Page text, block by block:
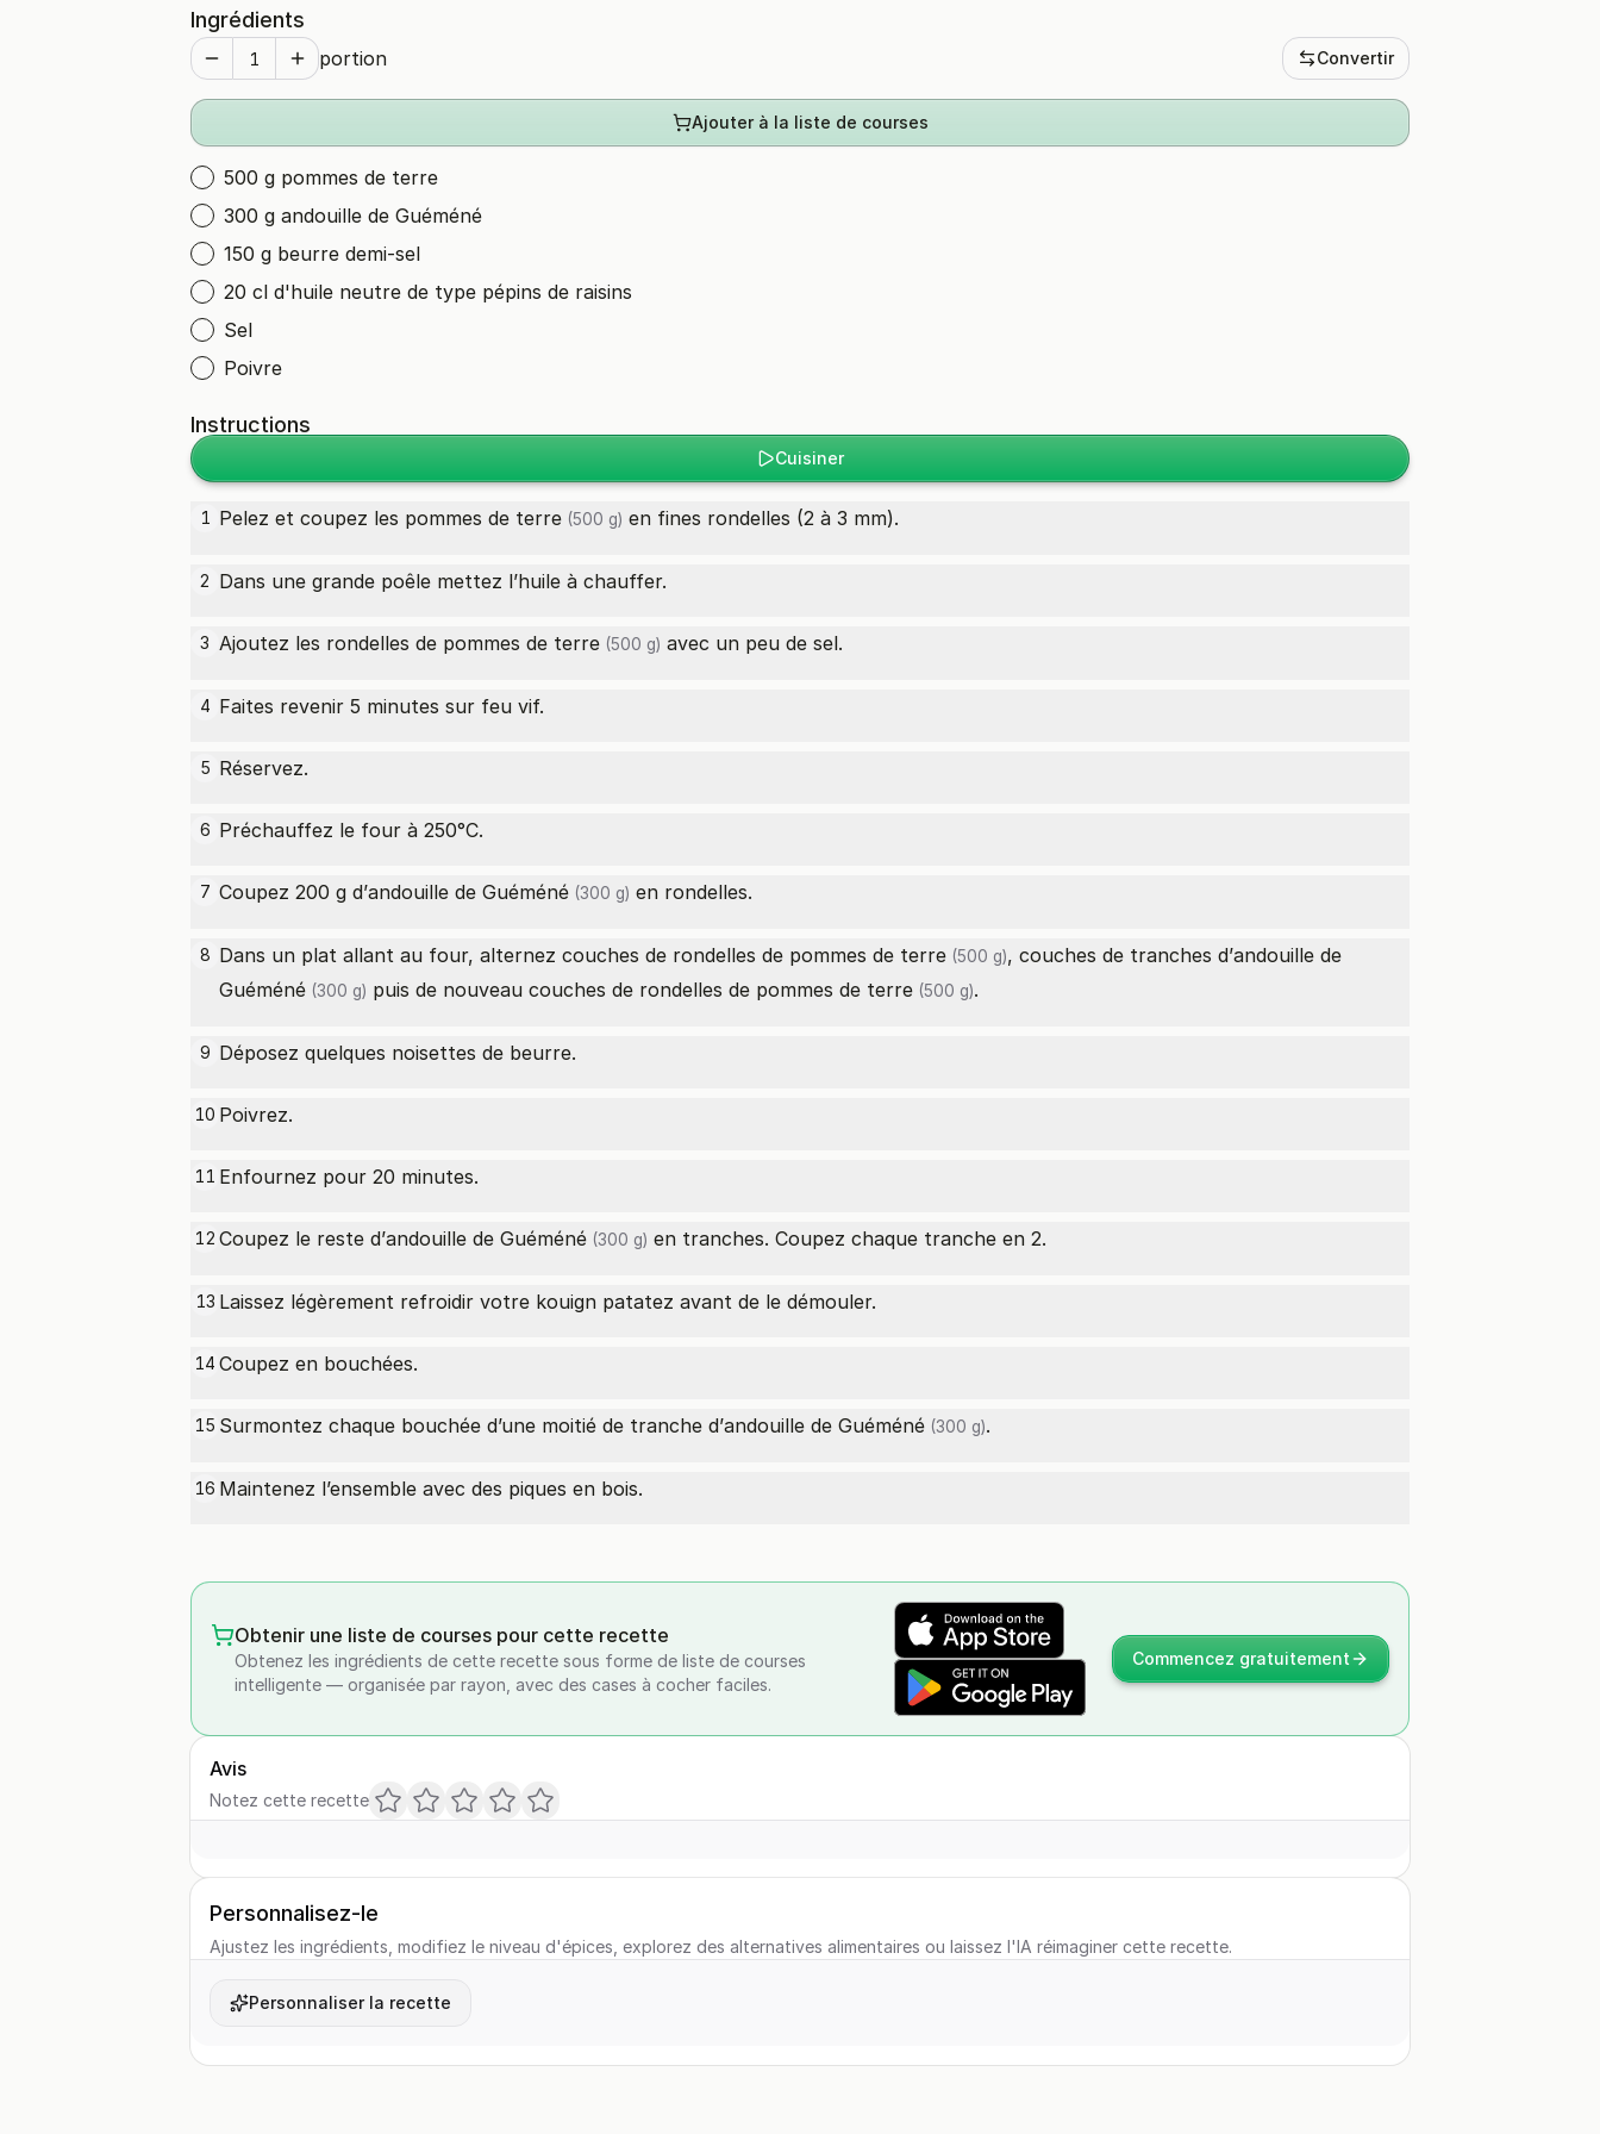
Ingrédients
portion Convertir
Ajouter à la liste de courses
500 g pommes de terre
300 g andouille de Guéméné
150 g beurre demi-sel
20 cl d'huile neutre de type pépins de raisins
Sel
Poivre
Instructions
Cuisiner
1 Pelez et coupez les pommes de terre (500 g) en fines rondelles (2 à 3 mm).
2 Dans une grande poêle mettez l’huile à chauffer.
3 Ajoutez les rondelles de pommes de terre (500 g) avec un peu de sel.
4 Faites revenir 5 minutes sur feu vif.
5 Réservez.
6 Préchauffez le four à 250°C.
7 Coupez 200 g d’andouille de Guéméné (300 g) en rondelles.
8 Dans un plat allant au four, alternez couches de rondelles de pommes de terre (500 g), couches de tranches d’andouille de
Guéméné (300 g) puis de nouveau couches de rondelles de pommes de terre (500 g).
9 Déposez quelques noisettes de beurre.
10 Poivrez.
11 Enfournez pour 20 minutes.
12 Coupez le reste d’andouille de Guéméné (300 g) en tranches. Coupez chaque tranche en 2.
13 Laissez légèrement refroidir votre kouign patatez avant de le démouler.
14 Coupez en bouchées.
15 Surmontez chaque bouchée d’une moitié de tranche d’andouille de Guéméné (300 g).
16 Maintenez l’ensemble avec des piques en bois.
Obtenir une liste de courses pour cette recette
Obtenez les ingrédients de cette recette sous forme de liste de courses
intelligente — organisée par rayon, avec des cases à cocher faciles.
Commencez gratuitement
Avis
Notez cette recette
Personnalisez-le
Ajustez les ingrédients, modifiez le niveau d'épices, explorez des alternatives alimentaires ou laissez l'IA réimaginer cette recette.
Personnaliser la recette